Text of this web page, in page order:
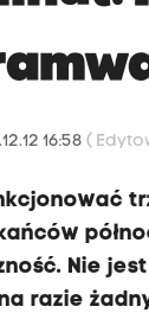
16:58(
Nie
razie